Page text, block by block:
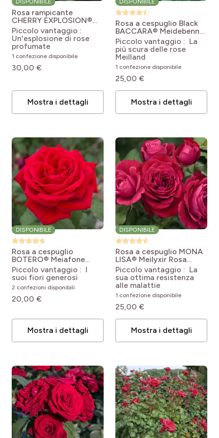
Rosa rampicante
CHERRY EXPLOSION®
Baisikomik Rosa
'Baisikomik' CHERRY
EXPLOSION®
Piccolo vantaggio :
Un'esplosione di rose
profumate
1 confezione disponibile
30,00 €
Mostra i dettagli
Rosa a cespuglio Black
BACCARA® Meidebenne
Rosa Black Baccara®
'Meidebenne'
Piccolo vantaggio : La
più scura delle rose
Meilland
1 confezione disponibile
25,00 €
Mostra i dettagli
DISPONIBILE
Rosa a cespuglio
BOTERO® Meiafone
Rosa Botero® 'Meiafone'
Piccolo vantaggio : I
suoi fiori generosi
2 confezioni disponibili
20,00 €
Mostra i dettagli
DISPONIBILE
Rosa a cespuglio MONA
LISA® Meilyxir Rosa
polyantha MONA LISA ®
'Meilyxir'
Piccolo vantaggio : La
sua ottima resistenza
alle malattie
1 confezione disponibile
25,00 €
Mostra i dettagli